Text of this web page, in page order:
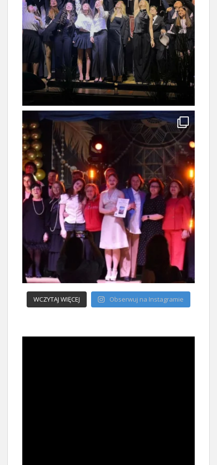
WCZYTAJ WIĘCEJ Obserwuj na Instagramie